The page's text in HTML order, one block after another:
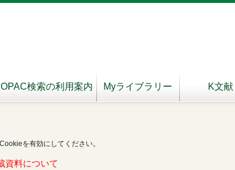
OPAC検索の利用案内 Myライブラリー K文献
を有効にしてください。
資料について